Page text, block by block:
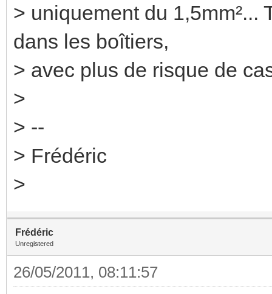
> uniquement du 1,5mm²...
dans les boîtiers,
> avec plus de risque de
>
> --
> Frédéric
>
Frédéric
Unregistered
26/05/2011, 08:11:57